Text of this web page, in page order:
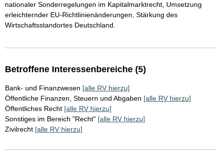
nationaler Sonderregelungen im Kapitalmarktrecht, Umsetzung
erleichternder EU-Richtlinienänderungen, Stärkung des
Wirtschaftsstandortes Deutschland.
Betroffene Interessenbereiche (5)
Bank- und Finanzwesen [alle RV hierzu]
Öffentliche Finanzen, Steuern und Abgaben [alle RV hierzu]
Öffentliches Recht [alle RV hierzu]
Sonstiges im Bereich "Recht" [alle RV hierzu]
Zivilrecht [alle RV hierzu]